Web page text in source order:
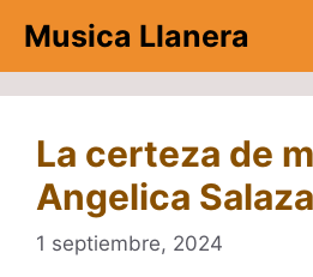
contenido
Musica Llanera
La certeza de
Angelica
1 septiembre, 2024